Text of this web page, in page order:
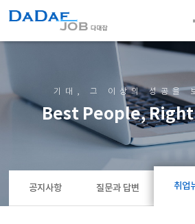
기대, 그 이상의 성공을
Best People,
공지사항 질문과 답변 취업